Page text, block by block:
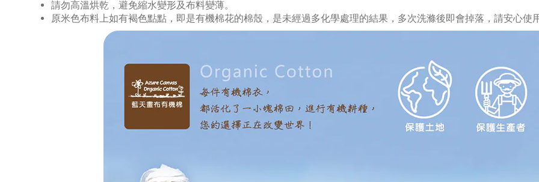
請勿高溫烘乾，避免縮水變形及布料變薄。
原米色布料上如有褐色點點，即是有機棉花的棉殼，是未經過多化學處理的結果，多次洗滌後即會掉落，請安心使